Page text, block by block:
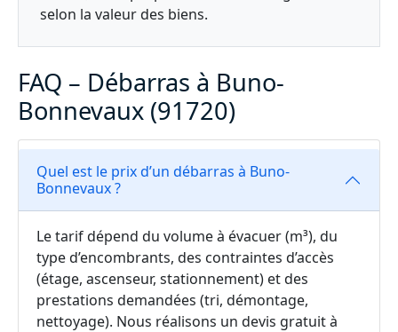
selon la valeur des biens.
FAQ – Débarras à Buno-
Bonnevaux (91720)
Quel est le prix d’un débarras à Buno-
Bonnevaux ?
Le tarif dépend du volume à évacuer (m³), du
type d’encombrants, des contraintes d’accès
(étage, ascenseur, stationnement) et des
prestations demandées (tri, démontage,
nettoyage). Nous réalisons un devis gratuit à